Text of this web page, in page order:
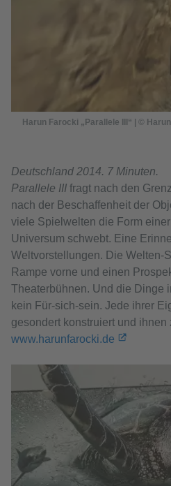
Harun Farocki „Parallele III“ | ©
Deutschland 2014. 7 Minuten.
Parallele III fragt nach den
nach der Beschaffenheit der
viele Spielwelten die Form
Universum schwebt. Eine
Weltvorstellungen. Die Welten-
Rampe vorne und einen
Theaterbühnen. Und die Dinge
kein Für-sich-sein. Jede ihrer
gesondert konstruiert und
www.harunfarocki.de